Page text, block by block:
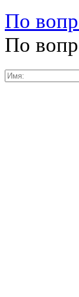
По
По